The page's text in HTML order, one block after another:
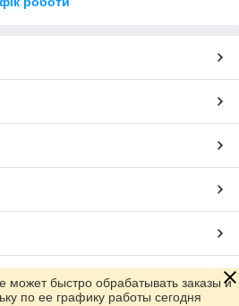
Prom.ua
может быстро обрабатывать заказы и
по ее графику работы сегодня